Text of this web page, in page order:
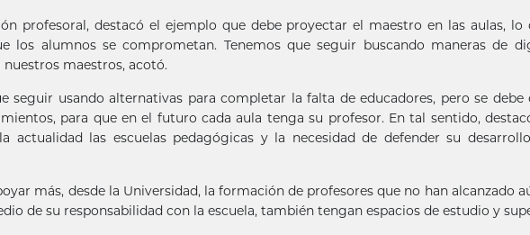
profesoral, destacó el ejemplo que debe proyectar el maestro en las aulas, lo
los alumnos se comprometan. Tenemos que seguir buscando maneras de
maestros, acotó.
seguir usando alternativas para completar la falta de educadores, pero se debe
para que en el futuro cada aula tenga su profesor. En tal sentido,
actualidad las escuelas pedagógicas y la necesidad de defender su
más, desde la Universidad, la formación de profesores que no han alcanzado
de su responsabilidad con la escuela, también tengan espacios de estudio y